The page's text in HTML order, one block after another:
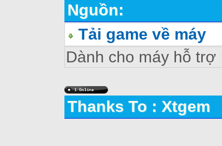
Nguồn:
Tải game về máy
Dành cho máy hỗ trợ
Thanks To : Xtgem